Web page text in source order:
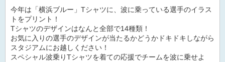
今年は「横浜ブルー」Tシャツに、波に乗っている選手のイラス
トをプリント！
Tシャツのデザインはなんと全部で14種類！
お気に入りの選手のデザインが当たるかどうかドキドキしながら
スタジアムにお越しください！
スペシャル波乗りTシャツを着ての応援でチームを波に乗せよ